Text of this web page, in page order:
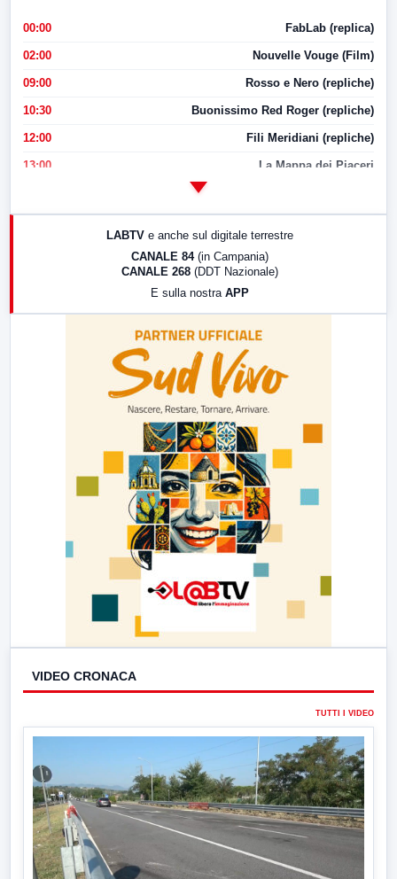
00:00 FabLab (replica)
02:00 Nouvelle Vouge (Film)
09:00 Rosso e Nero (repliche)
10:30 Buonissimo Red Roger (repliche)
12:00 Fili Meridiani (repliche)
13:00 La Mappa dei Piaceri
17:00 LabNews (replica)
LABTV e anche sul digitale terrestre
CANALE 84 (in Campania)
CANALE 268 (DDT Nazionale)
E sulla nostra APP
VIDEO CRONACA
TUTTI I VIDEO